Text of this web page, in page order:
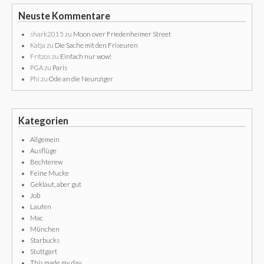
Neuste Kommentare
shark2015 zu Moon over Friedenheimer Street
Katja zu Die Sache mit den Friseuren
Fritzoszu Einfach nur wow!
PGAzu Paris
Phi zu Ode an die Neunziger
Kategorien
Allgemein
Ausflüge
Bechterew
Feine Mucke
Geklaut, aber gut
Job
Laufen
Mac
München
Starbucks
Stuttgart